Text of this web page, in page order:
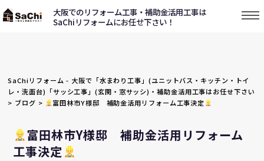
大阪でのリフォーム工事・補助金活用工事は
SaChiリフォームにお任せ下さい！
SaChiリフォーム - 大阪で「水まわり工事」(ユニットバス・キッチン・トイ
レ・洗面台)「サッシ工事」(玄関・窓サッシ)・補助金活用工事はお任せ下さい
> ブログ > 富田林市Y様邸 補助金活用リフォーム工事決定
富田林市Y様邸 補助金活用リフォーム
工事決定